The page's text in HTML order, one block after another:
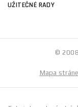
UŽITEČNÉ RADY
©
Mapa